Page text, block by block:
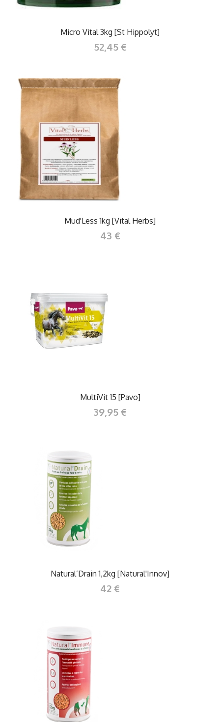
Micro Vital 3kg [St Hippolyt]
52,45 €
Mud'Less 1kg [Vital Herbs]
43 €
MultiVit 15 [Pavo]
39,95 €
Natural’Drain 1,2kg [Natural'Innov]
42 €